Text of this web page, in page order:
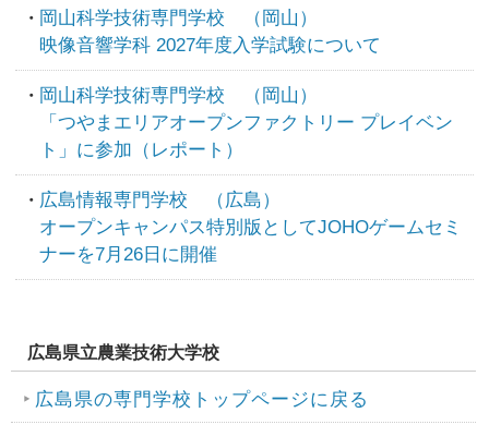
岡山科学技術専門学校 （岡山）
映像音響学科 2027年度入学試験について
岡山科学技術専門学校 （岡山）
「つやまエリアオープンファクトリー プレイベン
ト」に参加（レポート）
広島情報専門学校 （広島）
オープンキャンパス特別版としてJOHOゲームセミ
ナーを7月26日に開催
広島県立農業技術大学校
広島県の専門学校トップページに戻る